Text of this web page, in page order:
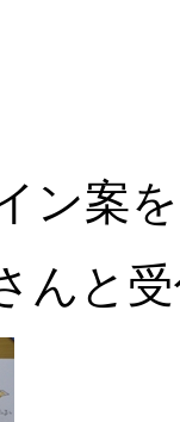
ン案
んと